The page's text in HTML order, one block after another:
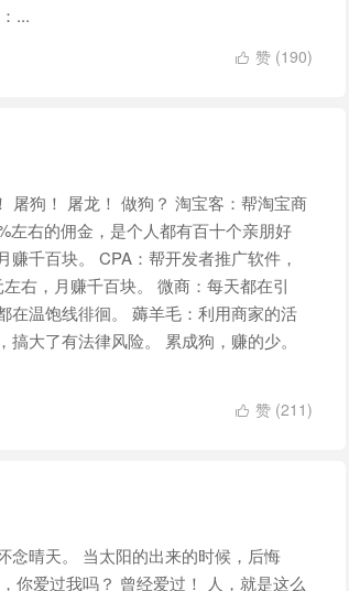
...
 赞 (190)
屠狗！ 屠龙！ 做狗？ 淘宝客：帮淘宝商
左右的佣金，是个人都有百十个亲朋好
赚千百块。 CPA：帮开发者推广软件，
右，月赚千百块。 微商：每天都在引
在温饱线徘徊。 薅羊毛：利用商家的活
搞大了有法律风险。 累成狗，赚的少。
 赞 (211)
念晴天。 当太阳的出来的时候，后悔
你爱过我吗？ 曾经爱过！ 人，就是这么